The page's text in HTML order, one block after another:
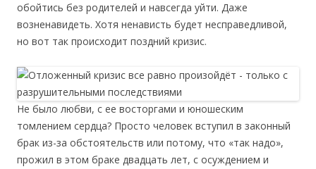
обойтись без родителей и навсегда уйти. Даже
возненавидеть. Хотя ненависть будет несправедливой,
но вот так происходит поздний кризис.
Не было любви, с ее восторгами и юношеским
томлением сердца? Просто человек вступил в законный
брак из-за обстоятельств или потому, что «так надо»,
прожил в этом браке двадцать лет, с осуждением и